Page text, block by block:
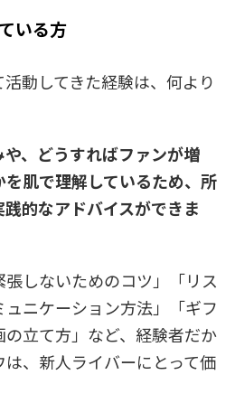
いる方
動してきた経験は、何より
、どうすればファンが増
肌で理解しているため、所
的なアドバイスができま
しないためのコツ」「リス
ニケーション方法」「ギフ
の立て方」など、経験者だか
、新人ライバーにとって価